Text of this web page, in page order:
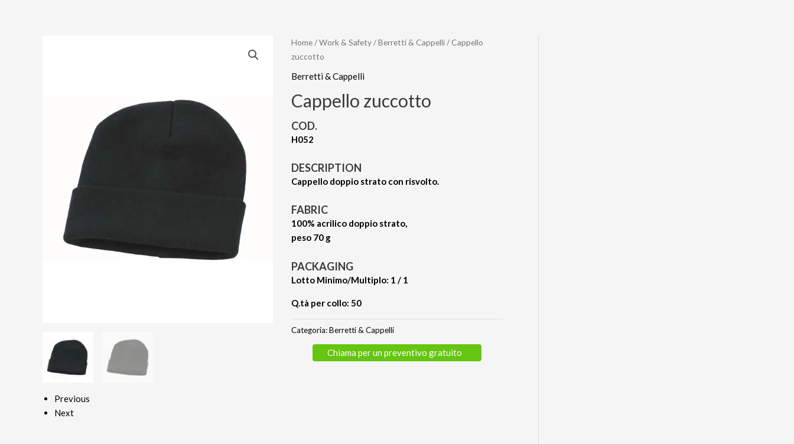
Previous
Next
Home/Work & Safety/Berretti & Cappelli/ Cappello
zuccotto
Berretti & Cappelli
Cappello zuccotto
COD.
H052
DESCRIPTION
Cappello doppio strato con risvolto.
FABRIC
100% acrilico doppio strato,
peso 70 g
PACKAGING
Lotto Minimo/Multiplo: 1 / 1
Q.tà per collo: 50
Categoria:Berretti & Cappelli
Chiama per un preventivo gratuito